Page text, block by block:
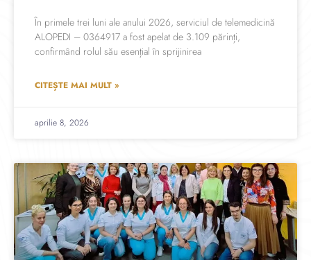
În primele trei luni ale anului 2026, serviciul de telemedicină
ALOPEDI – 0364917 a fost apelat de 3.109 părinți,
confirmând rolul său esențial în sprijinirea
CITEȘTE MAI MULT »
aprilie 8, 2026